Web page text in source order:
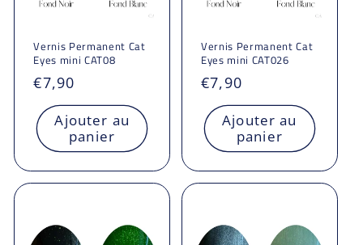
Vernis Permanent Cat
Eyes mini CAT08
Prix
habituel
€7,90
Ajouter au
panier
Vernis Permanent Cat
Eyes mini CAT026
Prix
habituel
€7,90
Ajouter au
panier